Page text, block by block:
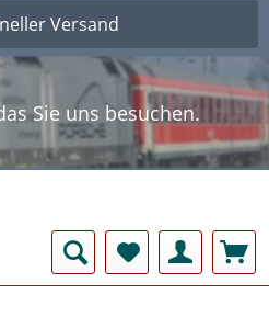
Versand
Sie uns besuchen.
im Onlineshop
- Eck Kloppe.
Sie uns besuchen.
im Onlineshop
- Eck Kloppe.